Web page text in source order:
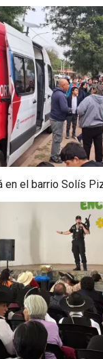
en el barrio Solís